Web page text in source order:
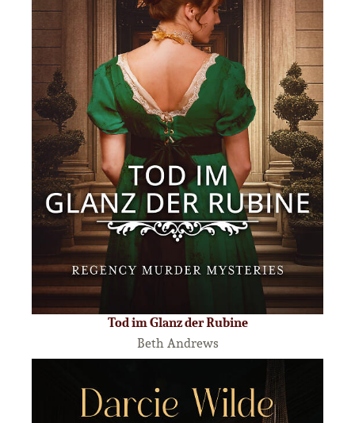
Tod im Glanz der Rubine
Beth Andrews